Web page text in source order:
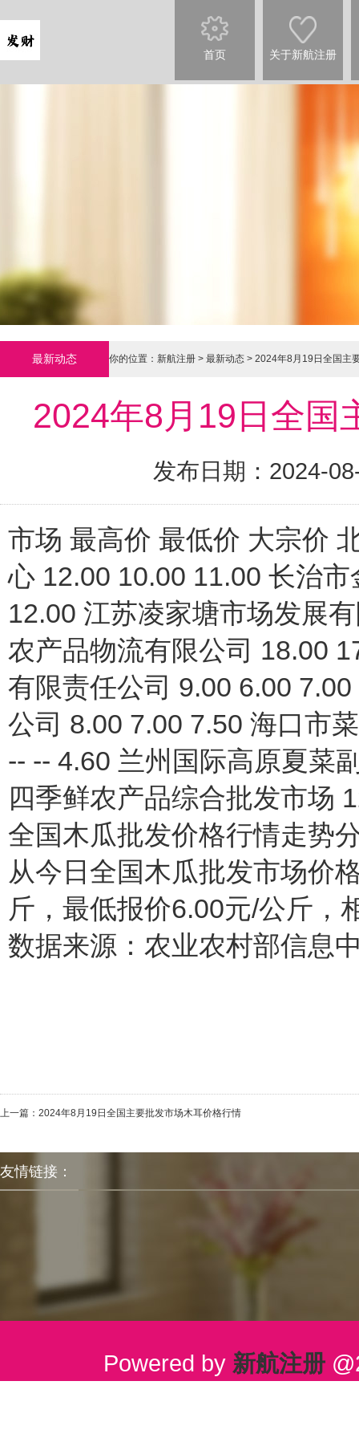
首页 关于新航注册
最新动态 你的位置： 新航注册 > 最新动态 > 2024年8月19日全国主
2024年8月19日全国
发布日期：2024-
市场 最高价 最低价 大宗价
心 12.00 10.00 11.00 长治
12.00 江苏凌家塘市场发展
农产品物流有限公司 18.00
有限责任公司 9.00 6.00
公司 8.00 7.00 7.50 海口市
-- -- 4.60 兰州国际高原夏菜
四季鲜农产品综合批发市场
全国木瓜批发价格行情走势
从今日全国木瓜批发市场价
斤，最低报价6.00元/公斤，
数据来源：农业农村部信息
上一篇： 2024年8月19日全国主要批发市场木耳价格行情
友情链接：
Powered by 新航注册